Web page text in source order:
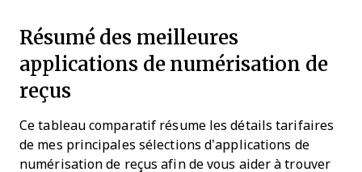
Résumé des meilleures
applications de numérisation de
reçus
Ce tableau comparatif résume les détails tarifaires
de mes principales sélections d’applications de
numérisation de reçus afin de vous aider à trouver